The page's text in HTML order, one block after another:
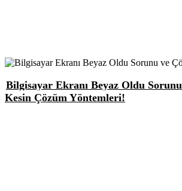
Bilgisayar Ekranı Beyaz Oldu Sorunu
Kesin Çözüm Yöntemleri!